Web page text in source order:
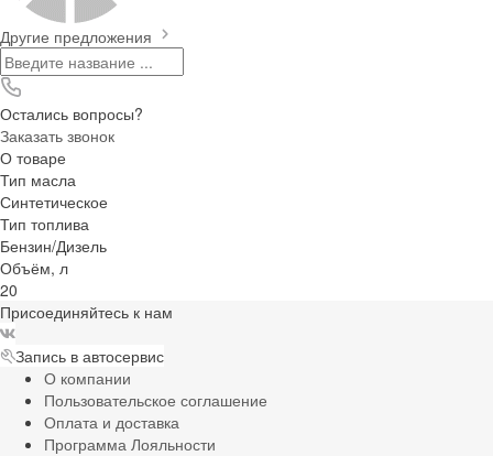
Другие предложения
Остались вопросы?
Заказать звонок
О товаре
Тип масла
Синтетическое
Тип топлива
Бензин/Дизель
Объём, л
20
Присоединяйтесь к нам
Запись в автосервис
О компании
Пользовательское соглашение
Оплата и доставка
Программа Лояльности